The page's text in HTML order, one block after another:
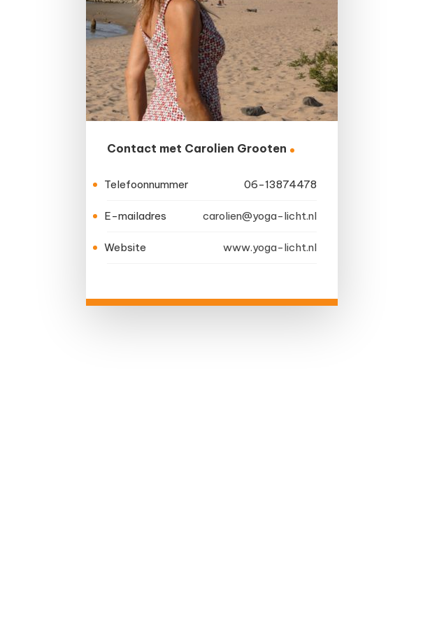
Contact met Carolien Grooten
Telefoonnummer 06-13874478
E-mailadres carolien@yoga-licht.nl
Website www.yoga-licht.nl